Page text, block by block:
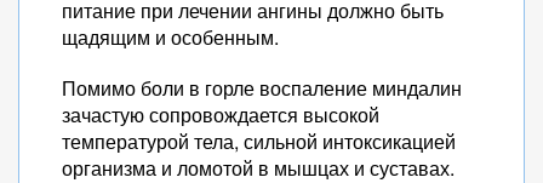
питание при лечении ангины должно быть
щадящим и особенным.
Помимо боли в горле воспаление миндалин
зачастую сопровождается высокой
температурой тела, сильной интоксикацией
организма и ломотой в мышцах и суставах.